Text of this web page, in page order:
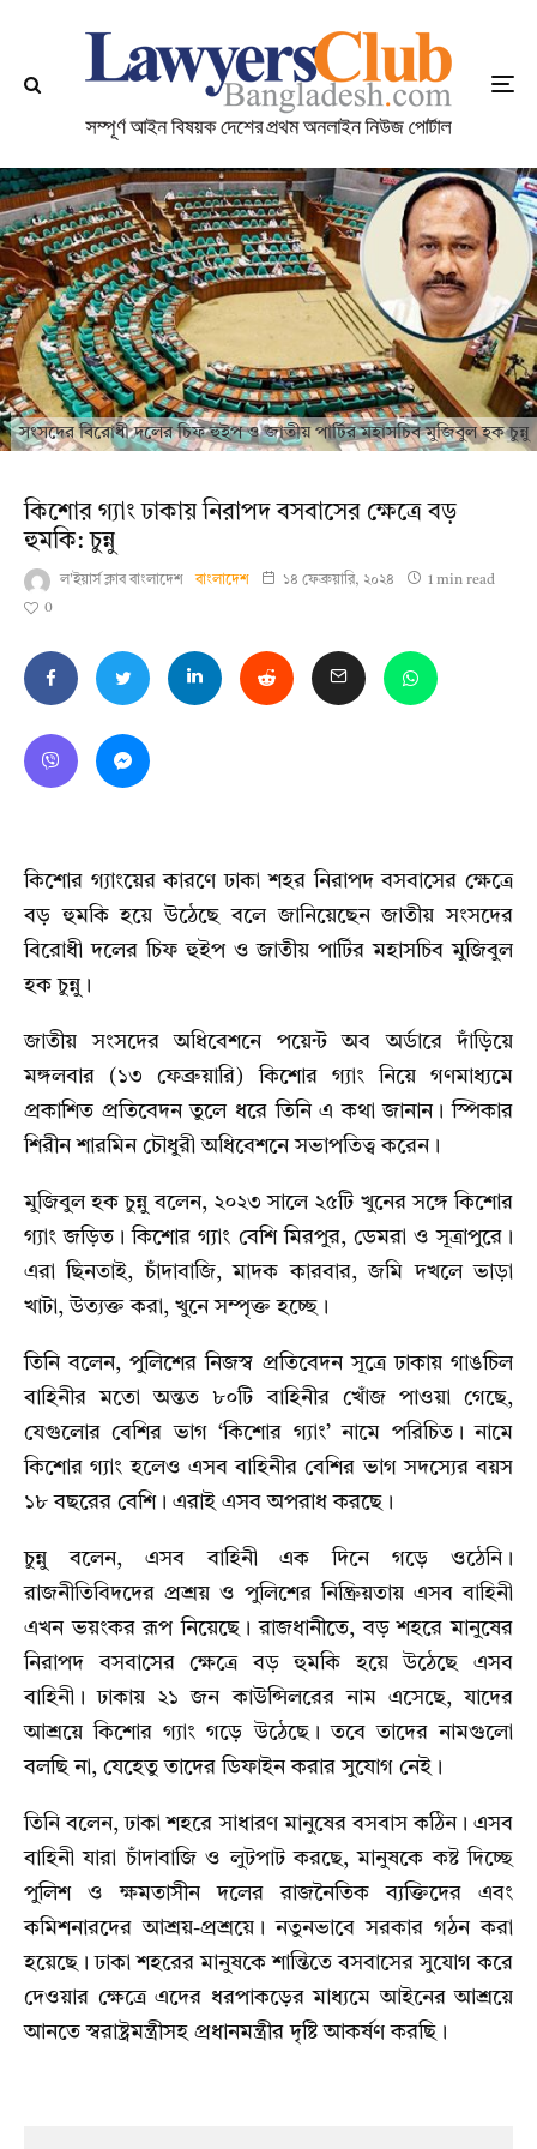
সংসদের বিরোধী দলের চিফ হুইপ ও জাতীয় পার্টির মহাসচিব মুজিবুল হক চুন্নু
কিশোর গ্যাং ঢাকায় নিরাপদ বসবাসের ক্ষেত্রে বড়
হুমকি: চুন্নু
ল'ইয়ার্স ক্লাব বাংলাদেশ বাংলাদেশ ১৪ ফেব্রুয়ারি, ২০২৪
1 min read
0
কিশোর গ্যাংয়ের কারণে ঢাকা শহর নিরাপদ বসবাসের ক্ষেত্রে
বড় হুমকি হয়ে উঠেছে বলে জানিয়েছেন জাতীয় সংসদের
বিরোধী দলের চিফ হুইপ ও জাতীয় পার্টির মহাসচিব মুজিবুল
হক চুন্নু।
জাতীয় সংসদের অধিবেশনে পয়েন্ট অব অর্ডারে দাঁড়িয়ে
মঙ্গলবার (১৩ ফেব্রুয়ারি) কিশোর গ্যাং নিয়ে গণমাধ্যমে
প্রকাশিত প্রতিবেদন তুলে ধরে তিনি এ কথা জানান। স্পিকার
শিরীন শারমিন চৌধুরী অধিবেশনে সভাপতিত্ব করেন।
মুজিবুল হক চুন্নু বলেন, ২০২৩ সালে ২৫টি খুনের সঙ্গে কিশোর
গ্যাং জড়িত। কিশোর গ্যাং বেশি মিরপুর, ডেমরা ও সূত্রাপুরে।
এরা ছিনতাই, চাঁদাবাজি, মাদক কারবার, জমি দখলে ভাড়া
খাটা, উত্যক্ত করা, খুনে সম্পৃক্ত হচ্ছে।
তিনি বলেন, পুলিশের নিজস্ব প্রতিবেদন সূত্রে ঢাকায় গাঙচিল
বাহিনীর মতো অন্তত ৮০টি বাহিনীর খোঁজ পাওয়া গেছে,
যেগুলোর বেশির ভাগ ‘কিশোর গ্যাং’ নামে পরিচিত। নামে
কিশোর গ্যাং হলেও এসব বাহিনীর বেশির ভাগ সদস্যের বয়স
১৮ বছরের বেশি। এরাই এসব অপরাধ করছে।
চুন্নু বলেন, এসব বাহিনী এক দিনে গড়ে ওঠেনি।
রাজনীতিবিদদের প্রশ্রয় ও পুলিশের নিষ্ক্রিয়তায় এসব বাহিনী
এখন ভয়ংকর রূপ নিয়েছে। রাজধানীতে, বড় শহরে মানুষের
নিরাপদ বসবাসের ক্ষেত্রে বড় হুমকি হয়ে উঠেছে এসব
বাহিনী। ঢাকায় ২১ জন কাউন্সিলরের নাম এসেছে, যাদের
আশ্রয়ে কিশোর গ্যাং গড়ে উঠেছে। তবে তাদের নামগুলো
বলছি না, যেহেতু তাদের ডিফাইন করার সুযোগ নেই।
তিনি বলেন, ঢাকা শহরে সাধারণ মানুষের বসবাস কঠিন। এসব
বাহিনী যারা চাঁদাবাজি ও লুটপাট করছে, মানুষকে কষ্ট দিচ্ছে
পুলিশ ও ক্ষমতাসীন দলের রাজনৈতিক ব্যক্তিদের এবং
কমিশনারদের আশ্রয়-প্রশ্রয়ে। নতুনভাবে সরকার গঠন করা
হয়েছে। ঢাকা শহরের মানুষকে শান্তিতে বসবাসের সুযোগ করে
দেওয়ার ক্ষেত্রে এদের ধরপাকড়ের মাধ্যমে আইনের আশ্রয়ে
আনতে স্বরাষ্ট্রমন্ত্রীসহ প্রধানমন্ত্রীর দৃষ্টি আকর্ষণ করছি।